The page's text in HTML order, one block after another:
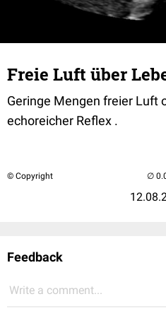
Freie Luft über
Geringe Mengen freier Luft
echoreicher Reflex .
© Copyright
Feedback
Write a comment...